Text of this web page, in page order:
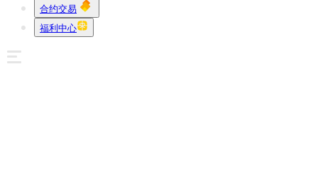
合约交易
福利中心